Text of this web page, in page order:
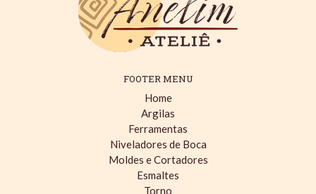
FOOTER MENU
Home
Argilas
Ferramentas
Niveladores de Boca
Moldes e Cortadores
Esmaltes
Torno